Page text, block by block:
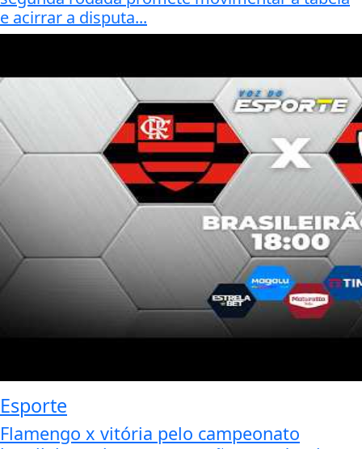
e acirrar a disputa...
Esporte
Flamengo x vitória pelo campeonato